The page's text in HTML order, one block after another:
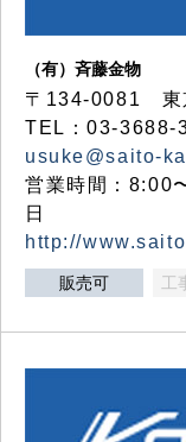
（有）斉藤金物
〒134-0081 東
TEL：03-3688-
usuke@saito-
営業時間：8:00
日
http://
販売可 工